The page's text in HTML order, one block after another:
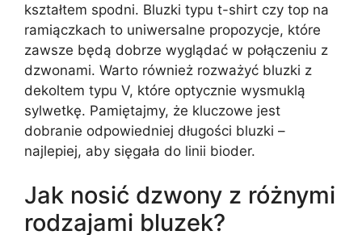
kształtem spodni. Bluzki typu t-shirt czy top na
ramiączkach to uniwersalne propozycje, które
zawsze będą dobrze wyglądać w połączeniu z
dzwonami. Warto również rozważyć bluzki z
dekoltem typu V, które optycznie wysmuklą
sylwetkę. Pamiętajmy, że kluczowe jest
dobranie odpowiedniej długości bluzki –
najlepiej, aby sięgała do linii bioder.
Jak nosić dzwony z różnymi
rodzajami bluzek?